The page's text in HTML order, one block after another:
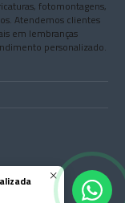
fotomontagens,
Atendemos clientes
em lembranças
personalizado.